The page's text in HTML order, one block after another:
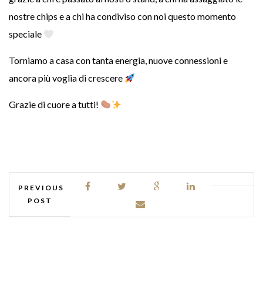
nostre chips e a chi ha condiviso con noi questo momento
speciale
Torniamo a casa con tanta energia, nuove connessioni e
ancora più voglia di crescere
Grazie di cuore a tutti!
PREVIOUS
POST